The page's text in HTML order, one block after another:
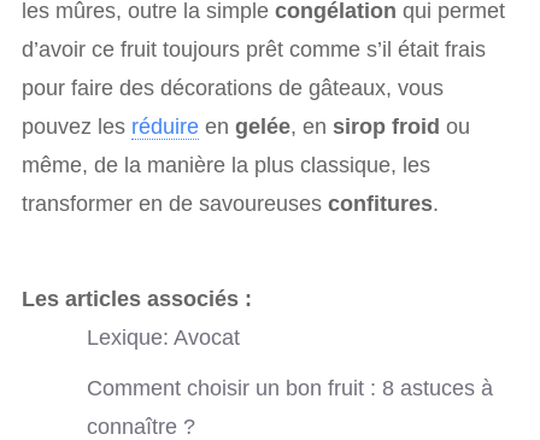
les mûres, outre la simple congélation qui permet
d’avoir ce fruit toujours prêt comme s’il était frais
pour faire des décorations de gâteaux, vous
pouvez les réduire en gelée, en sirop froid ou
même, de la manière la plus classique, les
transformer en de savoureuses confitures.
Les articles associés :
Lexique: Avocat
Comment choisir un bon fruit : 8 astuces à
connaître ?